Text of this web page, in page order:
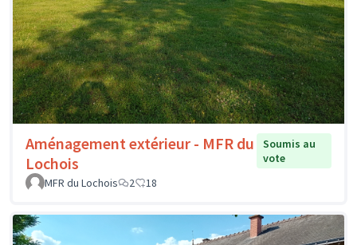
Aménagement extérieur - MFR du
Lochois
Soumis au
vote
MFR du Lochois
2 18